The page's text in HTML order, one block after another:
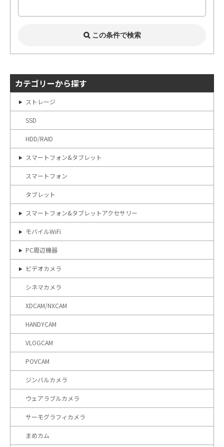
カテゴリーから探す
ストレージ
SSD
HDD/RAID
スマートフォン&タブレット
スマートフォン
タブレット
スマートフォン&タブレットアクセサリー
モバイルWiFi
PC周辺機器
ビデオカメラ
シネマカメラ
XDCAM/NXCAM
HANDYCAM
VLOGCAM
POVCAM
ジンバルカメラ
ウェアラブルカメラ
サーモグラフィカメラ
まめカム